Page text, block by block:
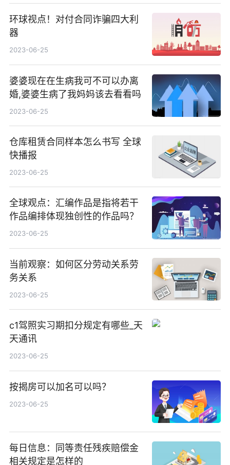
环球视点！对付合同诈骗四大利
器
2023-06-25
婆婆现在在生病我可不可以办离
婚,婆婆生病了我妈妈该去看看吗
2023-06-25
仓库租赁合同样本怎么书写 全球
快播报
2023-06-25
全球观点：汇编作品是指将若干
作品编排体现独创性的作品吗？
2023-06-25
当前观察：如何区分劳动关系劳
务关系
2023-06-25
c1驾照实习期扣分规定有哪些_天
天通讯
2023-06-25
按揭房可以加名可以吗？
2023-06-25
每日信息：同等责任残疾赔偿金
相关规定是怎样的